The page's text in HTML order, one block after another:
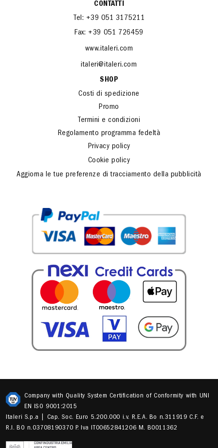
CONTATTI
Tel: +39 051 3175211
Fax: +39 051 726459
www.italeri.com
italeri@italeri.com
SHOP
Costi di spedizione
Promo
Termini e condizioni
Regolamento programma fedeltà
Privacy policy
Cookie policy
Aggiorna le tue preferenze di tracciamento della pubblicità
Company with Quality System Certification of Conformity with UNI
EN ISO 9001:2015
Italeri S.p.a | Cap. Soc. Euro 5.200.000 i.v. R.E.A. Bo n.311919 C.F. e
R.I. BO n.03708190370 P. Iva IT00652841206 M. B0011362